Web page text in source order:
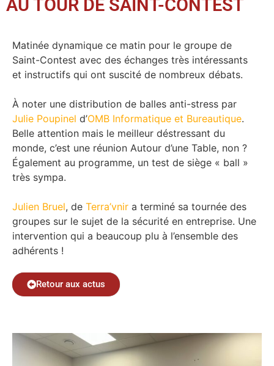
AU TOUR DE SAINT-CONTEST
Matinée dynamique ce matin pour le groupe de
Saint-Contest avec des échanges très intéressants
et instructifs qui ont suscité de nombreux débats.
À noter une distribution de balles anti-stress par
Julie Poupinel d’OMB Informatique et Bureautique.
Belle attention mais le meilleur déstressant du
monde, c’est une réunion Autour d’une Table, non ?
Également au programme, un test de siège « ball »
très sympa.
Julien Bruel, de Terra’vnir a terminé sa tournée des
groupes sur le sujet de la sécurité en entreprise. Une
intervention qui a beaucoup plu à l’ensemble des
adhérents !
Retour aux actus